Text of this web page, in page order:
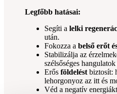
Legfőbb hatásai:
Segíti alelki
után.
Fokozza abelső erőt
Stabilizálja az
szélsőséges hangulatok
Erősföldelést biztosít:
lehorgonyoz az itt és
Véd a negatív